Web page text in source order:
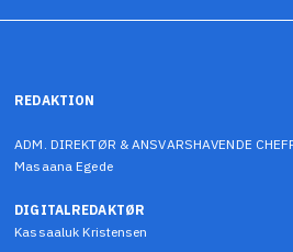
REDAKTION
ADM. DIREKTØR & ANSVARSHAVENDE
Masaana Egede
DIGITALREDAKTØR
Kassaaluk Kristensen